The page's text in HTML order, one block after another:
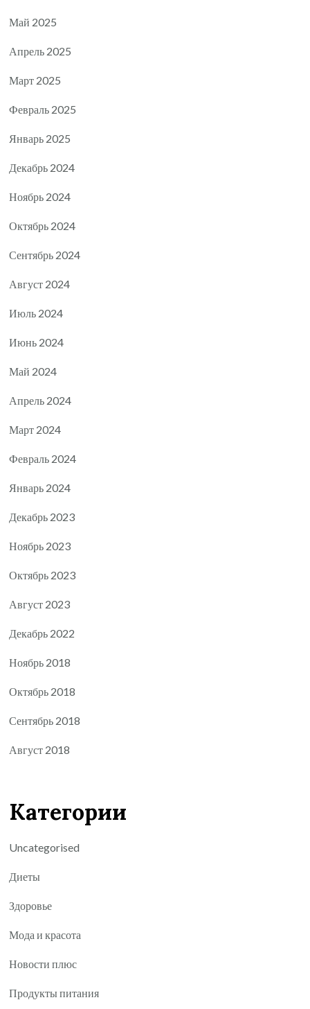
Май 2025
Апрель 2025
Март 2025
Февраль 2025
Январь 2025
Декабрь 2024
Ноябрь 2024
Октябрь 2024
Сентябрь 2024
Август 2024
Июль 2024
Июнь 2024
Май 2024
Апрель 2024
Март 2024
Февраль 2024
Январь 2024
Декабрь 2023
Ноябрь 2023
Октябрь 2023
Август 2023
Декабрь 2022
Ноябрь 2018
Октябрь 2018
Сентябрь 2018
Август 2018
Категории
Uncategorised
Диеты
Здоровье
Мода и красота
Новости плюс
Продукты питания